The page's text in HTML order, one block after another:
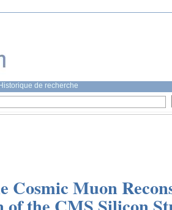
Historique de recherche
Cosmic Muon